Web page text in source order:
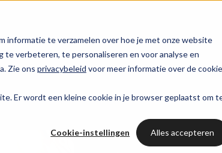
informatie te verzamelen over hoe je met onze website
verbeteren, te personaliseren en voor analyse en
Zie ons privacybeleid voor meer informatie over de
Er wordt een kleine cookie in je browser geplaatst om
Cookie-instellingen Alles accepteren
HubSpot websites
Modules & templates
Growth-driven design
partner
HUBSPOT NIEUWSBRIEF
Op de hoogte
HubSpot nieuws?
Branches